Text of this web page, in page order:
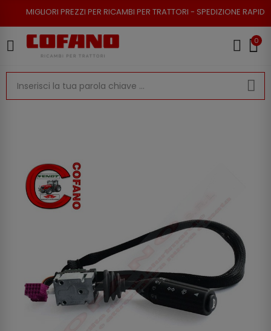
PREZZI PER RICAMBI PER TRATTORI - SPEDIZIONE RAPIDA - RESO
0